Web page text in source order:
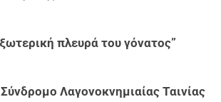
πλευρά του γόνατος”
Σύνδρομο Λαγονοκνημιαίας Ταινίας